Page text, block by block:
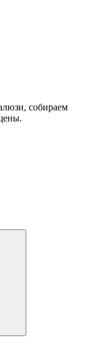
собираем